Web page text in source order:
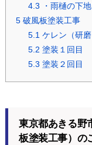
4.3 ・雨樋の下
5破風板塗装工事
5.1ケレン（研磨
5.2 塗装１回目
5.3 塗装２回目
東京都あきる野
板塗装工事）の